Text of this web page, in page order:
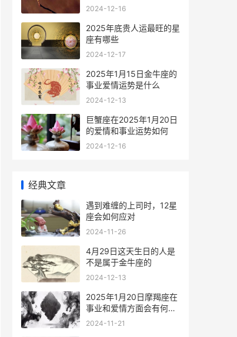
2024-12-16
2025年底贵人运最旺的星
座有哪些
2024-12-17
2025年1月15日金牛座的
事业爱情运势是什么
2024-12-13
巨蟹座在2025年1月20日
的爱情和事业运势如何
2024-12-16
经典文章
遇到难缠的上司时，12星
座会如何应对
2024-11-26
4月29日这天生日的人是
不是属于金牛座的
2024-12-13
2025年1月20日摩羯座在
事业和爱情方面会有何变
化
2024-11-21